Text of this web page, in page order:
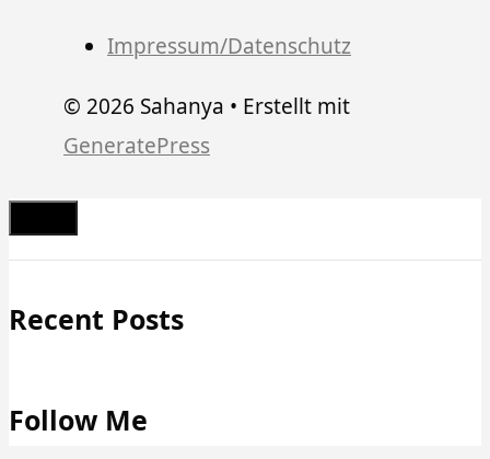
Impressum/Datenschutz
© 2026 Sahanya • Erstellt mit
GeneratePress
Recent Posts
Follow Me